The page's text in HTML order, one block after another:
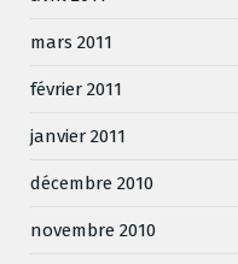
mars 2011
février 2011
janvier 2011
décembre 2010
novembre 2010